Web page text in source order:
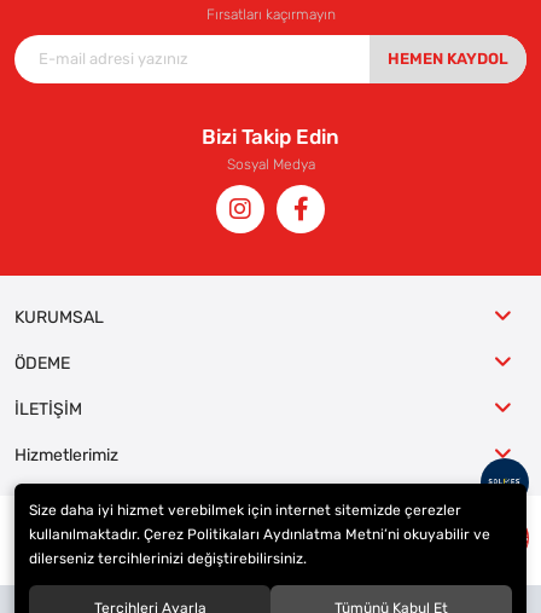
Fırsatları kaçırmayın
HEMEN KAYDOL
Bizi Takip Edin
Sosyal Medya
KURUMSAL
ÖDEME
İLETİŞİM
Hizmetlerimiz
© 2023ER-LAS Oto Jant ve Lastik - Yunus ULAŞ
Site tasarımı tarafımızdan yapılmıştır.
Size daha iyi hizmet verebilmek için internet sitemizde çerezler
kullanılmaktadır. Çerez Politikaları Aydınlatma Metni’ni okuyabilir ve
dilerseniz tercihlerinizi değiştirebilirsiniz.
Tercihleri Ayarla Tümünü Kabul Et